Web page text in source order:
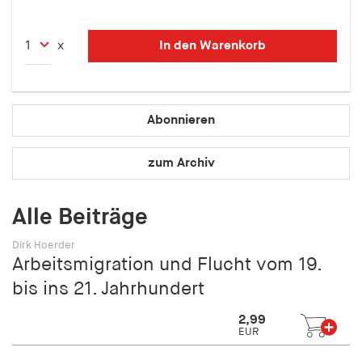
x In den Warenkorb
Abonnieren
zum Archiv
Alle Beiträge
Dirk Hoerder
Arbeitsmigration und Flucht vom 19.
bis ins 21. Jahrhundert
2,99
EUR
fonts_loaded
7 Tage